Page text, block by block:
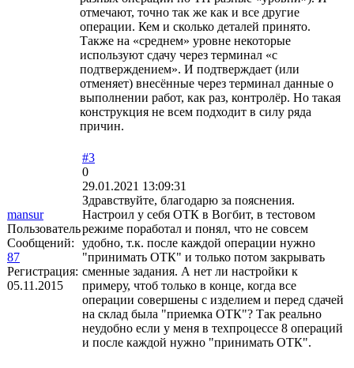
отмечают, точно так же как и все другие
операции. Кем и сколько деталей принято.
Также на «среднем» уровне некоторые
используют сдачу через терминал «с
подтверждением». И подтверждает (или
отменяет) внесённые через терминал данные о
выполнении работ, как раз, контролёр. Но такая
конструкция не всем подходит в силу ряда
причин.
mansur
Пользователь
Сообщений:
87
Регистрация:
05.11.2015
#3
0
29.01.2021 13:09:31
Здравствуйте, благодарю за пояснения.
Настроил у себя ОТК в Вогбит, в тестовом
режиме поработал и понял, что не совсем
удобно, т.к. после каждой операции нужно
"принимать ОТК" и только потом закрывать
сменные задания. А нет ли настройки к
примеру, чтоб только в конце, когда все
операции совершены с изделием и перед сдачей
на склад была "приемка ОТК"? Так реально
неудобно если у меня в техпроцессе 8 операций
и после каждой нужно "принимать ОТК".